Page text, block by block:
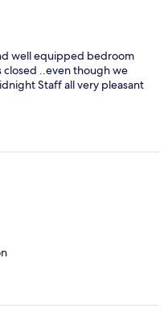
well equipped bedroom
closed ..even though we
Staff all very pleasant